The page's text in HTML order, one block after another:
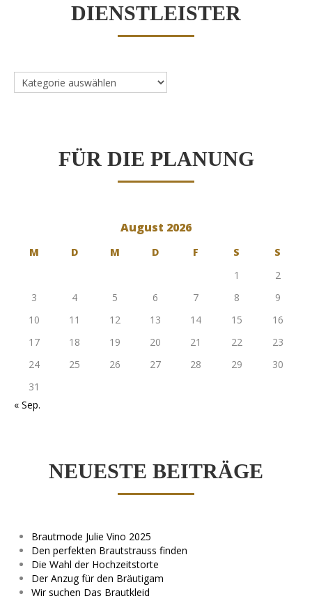
DIENSTLEISTER
Dienstleister
FÜR DIE PLANUNG
August 2026
M D M D F S
S
1
2
3
4 5 6 7 8
9
10
11 12 13 14 15
16
17
18 19 20 21 22
23
24
25 26 27 28 29
30
31
« Sep.
NEUESTE BEITRÄGE
Brautmode Julie Vino 2025
Den perfekten Brautstrauss finden
Die Wahl der Hochzeitstorte
Der Anzug für den Bräutigam
Wir suchen Das Brautkleid